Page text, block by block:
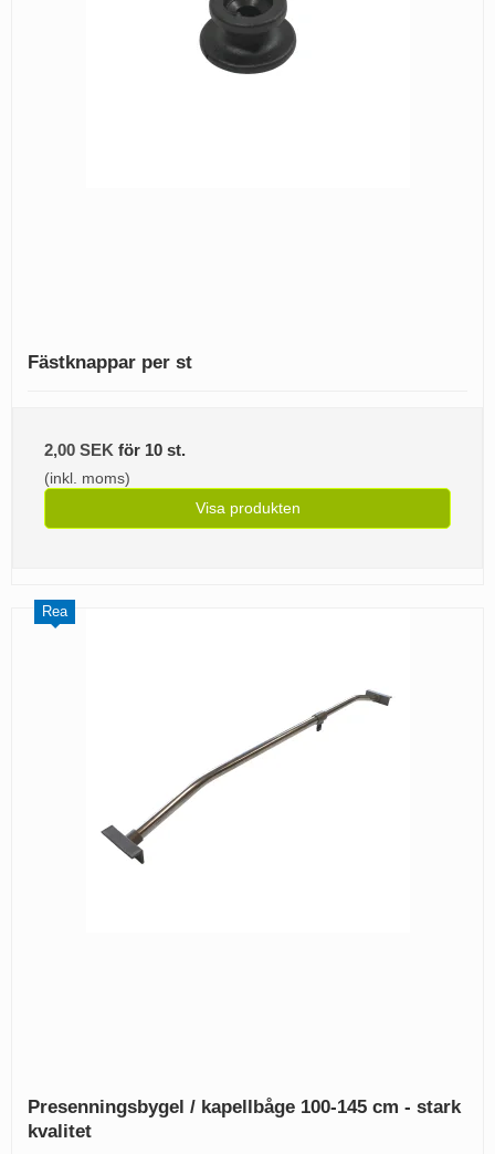
Fästknappar per st
2,00 SEK för 10 st.
(inkl. moms)
Visa produkten
Rea
Presenningsbygel / kapellbåge 100-145 cm - stark
kvalitet